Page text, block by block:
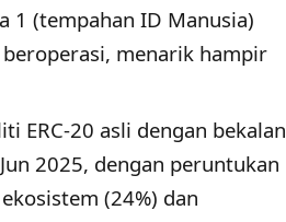
1 (tempahan ID Manusia)
beroperasi, menarik hampir
ERC-20 asli dengan bekalan
2025, dengan peruntukan
(24%) dan